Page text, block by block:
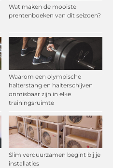
Wat maken de mooiste
prentenboeken van dit seizoen?
Waarom een olympische
halterstang en halterschijven
onmisbaar zijn in elke
trainingsruimte
Slim verduurzamen begint bij je
installaties